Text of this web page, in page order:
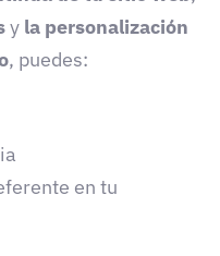
y la personalización
, puedes:
en tu